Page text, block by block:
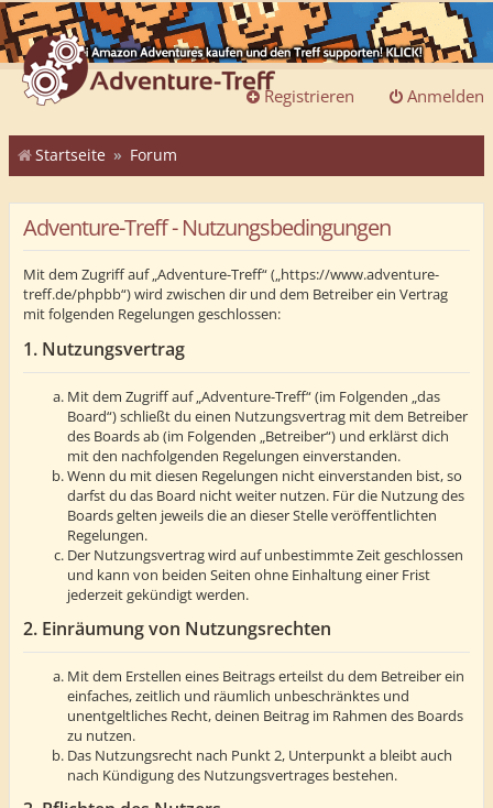
Anmelden
Registrieren
Startseite Forum
Adventure-Treff - Nutzungsbedingungen
Mit dem Zugriff auf „Adventure-Treff“ („https://www.adventure-
treff.de/phpbb“) wird zwischen dir und dem Betreiber ein Vertrag
mit folgenden Regelungen geschlossen:
1. Nutzungsvertrag
Mit dem Zugriff auf „Adventure-Treff“ (im Folgenden „das
Board“) schließt du einen Nutzungsvertrag mit dem Betreiber
des Boards ab (im Folgenden „Betreiber“) und erklärst dich
mit den nachfolgenden Regelungen einverstanden.
Wenn du mit diesen Regelungen nicht einverstanden bist, so
darfst du das Board nicht weiter nutzen. Für die Nutzung des
Boards gelten jeweils die an dieser Stelle veröffentlichten
Regelungen.
Der Nutzungsvertrag wird auf unbestimmte Zeit geschlossen
und kann von beiden Seiten ohne Einhaltung einer Frist
jederzeit gekündigt werden.
2. Einräumung von Nutzungsrechten
Mit dem Erstellen eines Beitrags erteilst du dem Betreiber ein
einfaches, zeitlich und räumlich unbeschränktes und
unentgeltliches Recht, deinen Beitrag im Rahmen des Boards
zu nutzen.
Das Nutzungsrecht nach Punkt 2, Unterpunkt a bleibt auch
nach Kündigung des Nutzungsvertrages bestehen.